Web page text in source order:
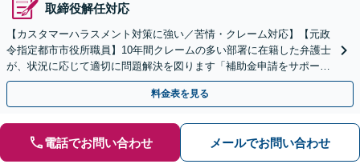
取締役解任対応
【カスタマーハラスメント対策に強い／苦情・クレーム対応】【元政
令指定都市市役所職員】10年間クレームの多い部署に在籍した弁護士
が、状況に応じて適切に問題解決を図ります「補助金申請をサポー
ト」【出張相談・WEB面談対応】
料金表を見る
電話でお問い合わせ メールでお問い合わせ